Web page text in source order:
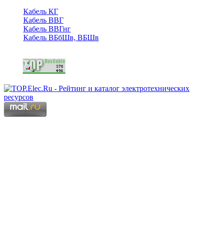
Кабель КГ
Кабель ВВГ
Кабель ВВГнг
Кабель ВБбШв, ВБШв